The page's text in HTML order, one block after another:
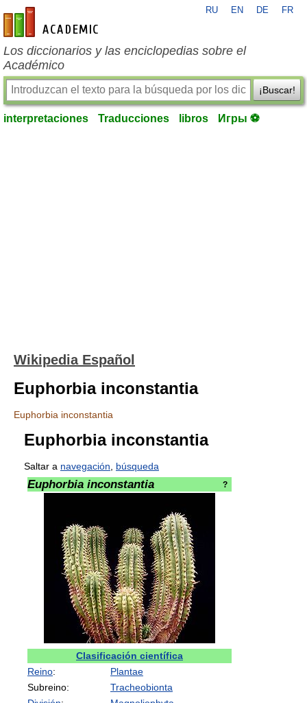
es-academic.com
RU EN DE FR
Los diccionarios y las enciclopedias sobre el
Académico
¡Buscar!
interpretaciones Traducciones libros Игры ⚽
Wikipedia Español
Euphorbia inconstantia
Euphorbia inconstantia
Euphorbia inconstantia
Saltar a navegación búsqueda
?
Euphorbia inconstantia
Clasificación científica
Reino:
Plantae
Subreino:
Tracheobionta